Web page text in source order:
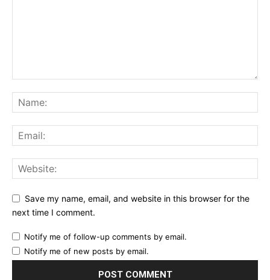
Save my name, email, and website in this browser for the
next time I comment.
Notify me of follow-up comments by email.
Notify me of new posts by email.